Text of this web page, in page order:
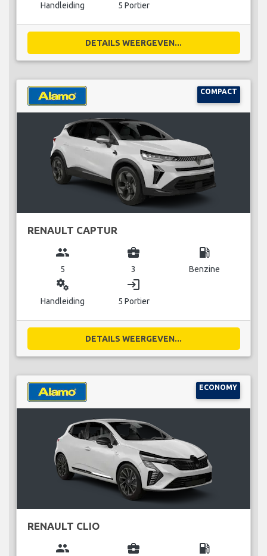
Handleiding 5 Portier
DETAILS WEERGEVEN...
COMPACT
RENAULT CAPTUR
group
5
business_center
3
local_gas_station
Benzine
miscellaneous_services
Handleiding
login
5 Portier
DETAILS WEERGEVEN...
ECONOMY
RENAULT CLIO
group business_center local_gas_station